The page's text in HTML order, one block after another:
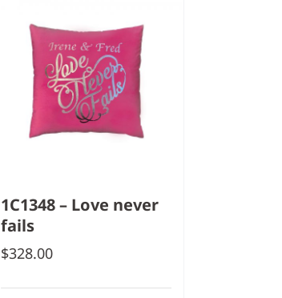
1C1348 – Love never
fails
$328.00